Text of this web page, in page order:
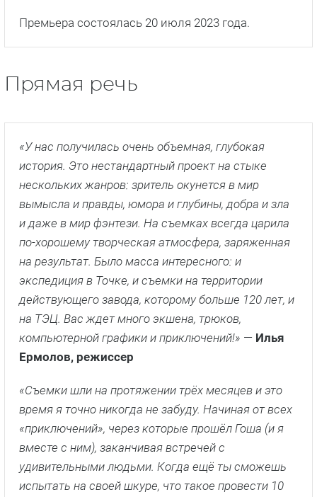
Премьера состоялась 20 июля 2023 года.
Прямая речь
«У нас получилась очень объемная, глубокая
история. Это нестандартный проект на стыке
нескольких жанров: зритель окунется в мир
вымысла и правды, юмора и глубины, добра и зла
и даже в мир фэнтези. На съемках всегда царила
по-хорошему творческая атмосфера, заряженная
на результат. Было масса интересного: и
экспедиция в Точке, и съемки на территории
действующего завода, которому больше 120 лет, и
на ТЭЦ. Вас ждет много экшена, трюков,
компьютерной графики и приключений!» — Илья
Ермолов, режиссер
«Съемки шли на протяжении трёх месяцев и это
время я точно никогда не забуду. Начиная от всех
«приключений», через которые прошёл Гоша (и я
вместе с ним), заканчивая встречей с
удивительными людьми. Когда ещё ты сможешь
испытать на своей шкуре, что такое провести 10